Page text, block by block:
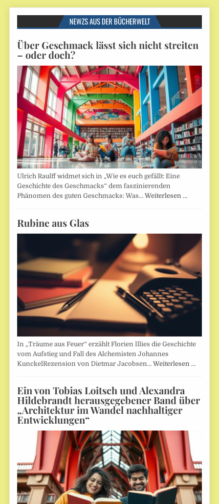
NEWZS AUS DER BÜCHERWELT
Über Geschmack lässt sich nicht streiten
– oder doch?
Ulrich Raulff widmet sich in „Wie es euch gefällt: Eine
Geschichte des Geschmacks“ dem faszinierenden
Phänomen des guten Geschmacks: Was…Weiterlesen …
Rubine aus Glas
In „Träume aus Feuer“ erzählt Florien Illies die Geschichte
vom Aufstieg und Fall des Alchemisten Johannes
KunckelRezension von Dietmar Jacobsen…Weiterlesen …
Ein von Tobias Loitsch und Alexandra
Hildebrandt herausgegebener Band über
„Architektur im Wandel nachhaltiger
Entwicklungen“